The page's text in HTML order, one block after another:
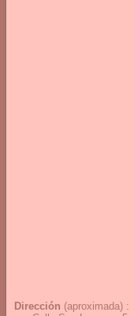
Dirección (aproximada) :